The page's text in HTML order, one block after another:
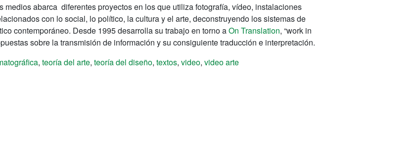
abarca diferentes proyectos en los que utiliza fotografía, vídeo, instalaciones
con lo social, lo político, la cultura y el arte, deconstruyendo los sistemas de
contemporáneo. Desde 1995 desarrolla su trabajo en torno aOn Translation, “work in
sobre la transmisión de información y su consiguiente traducción e interpretación.
, teoría del arte, teoría del diseño, textos, video, video arte